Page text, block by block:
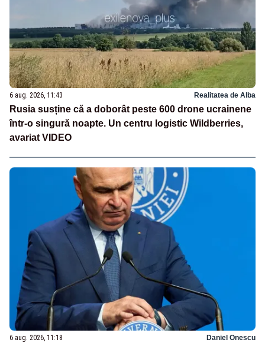
6 aug. 2026, 11:43 Realitatea de Alba
Rusia susține că a doborât peste 600 drone ucrainene
într-o singură noapte. Un centru logistic Wildberries,
avariat VIDEO
6 aug. 2026, 11:18 Daniel Onescu